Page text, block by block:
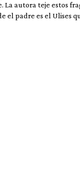
La autora teje estos
el padre es el Ulises